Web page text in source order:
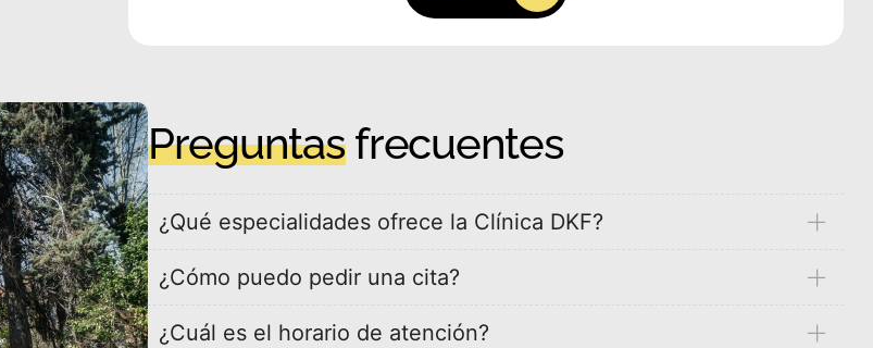
Preguntasfrecuentes
¿Qué especialidades ofrece la Clínica DKF?
¿Cómo puedo pedir una cita?
¿Cuál es el horario de atención?